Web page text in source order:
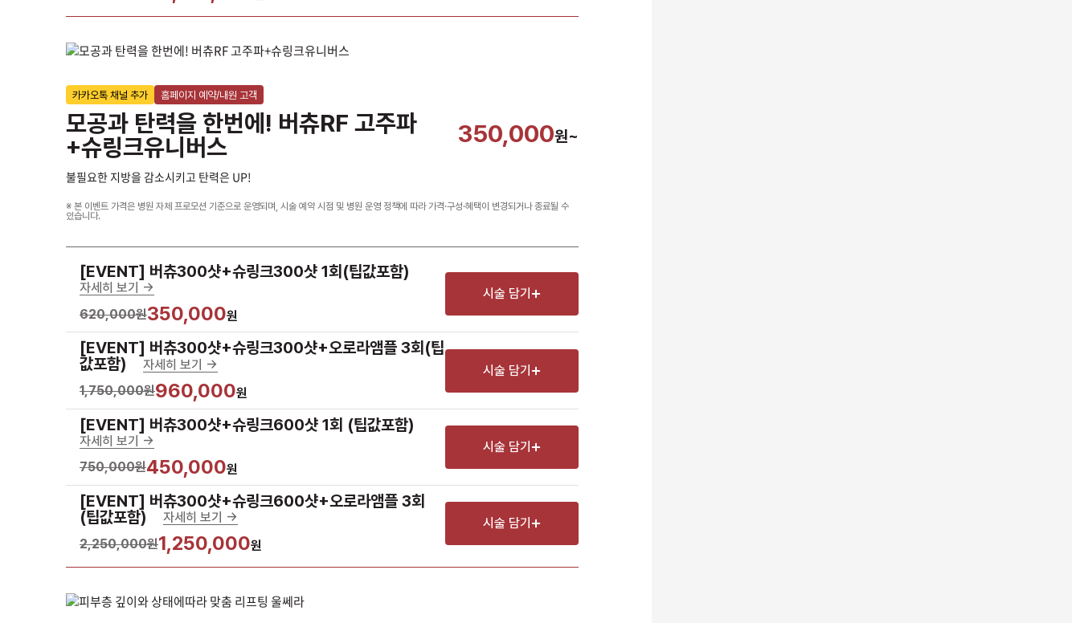
카카오톡 채널 추가 홈페이지 예약/내원 고객
모공과 탄력을 한번에! 버츄RF 고주파
+슈링크유니버스
350,000원~
불필요한 지방을 감소시키고 탄력은 UP!
※ 본 이벤트 가격은 병원 자체 프로모션 기준으로 운영되며, 시술 예약 시점 및 병원 운영 정책에 따라 가격·구성·혜택이 변경되거나 종료될 수
있습니다.
[EVENT] 버츄300샷+슈링크300샷 1회(팁값포함)
자세히 보기 ->
620,000원350,000원
시술 담기
[EVENT] 버츄300샷+슈링크300샷+오로라앰플 3회(팁
값포함)
자세히 보기 ->
1,750,000원960,000원
시술 담기
[EVENT] 버츄300샷+슈링크600샷 1회 (팁값포함)
자세히 보기 ->
750,000원450,000원
시술 담기
[EVENT] 버츄300샷+슈링크600샷+오로라앰플 3회
(팁값포함)
자세히 보기 ->
2,250,000원1,250,000원
시술 담기